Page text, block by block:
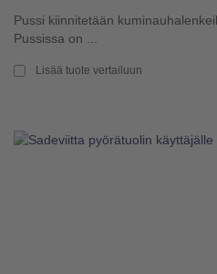
Pussi kiinnitetään
Pussissa on ...
Lisää tuote vertailuun